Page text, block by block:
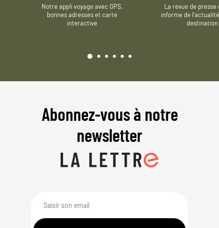
Notre appli voyage avec GPS,
bonnes adresses et carte
interactive
La revue de presse
informe de
destination
Abonnez-vous à notre
newsletter